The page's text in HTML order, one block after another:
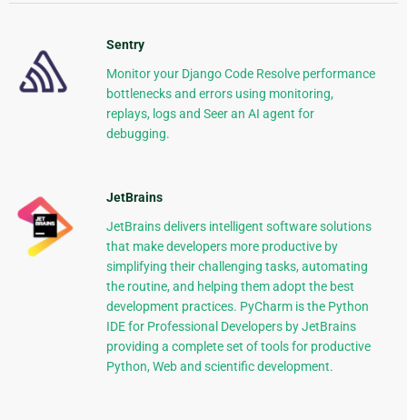
Sentry
Monitor your Django Code Resolve performance
bottlenecks and errors using monitoring,
replays, logs and Seer an AI agent for
debugging.
JetBrains
JetBrains delivers intelligent software solutions
that make developers more productive by
simplifying their challenging tasks, automating
the routine, and helping them adopt the best
development practices. PyCharm is the Python
IDE for Professional Developers by JetBrains
providing a complete set of tools for productive
Python, Web and scientific development.